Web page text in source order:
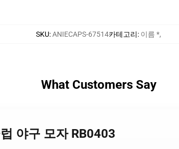
SKU:ANIECAPS-67514카테고리: 이름 *,
What Customers Say
야구 모자 RB0403